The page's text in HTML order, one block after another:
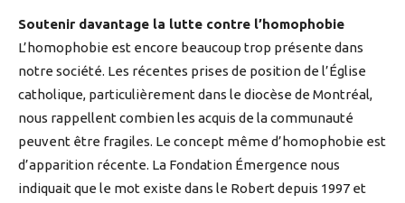
Soutenir davantage la lutte contre l’homophobie
L’homophobie est encore beaucoup trop présente dans
notre société. Les récentes prises de position de l’Église
catholique, particulièrement dans le diocèse de Montréal,
nous rappellent combien les acquis de la communauté
peuvent être fragiles. Le concept même d’homophobie est
d’apparition récente. La Fondation Émergence nous
indiquait que le mot existe dans le Robert depuis 1997 et